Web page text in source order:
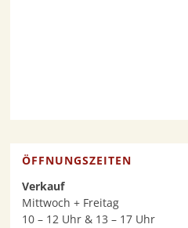
ÖFFNUNGSZEITEN
Verkauf
Mittwoch + Freitag
10 – 12 Uhr & 13 – 17 Uhr